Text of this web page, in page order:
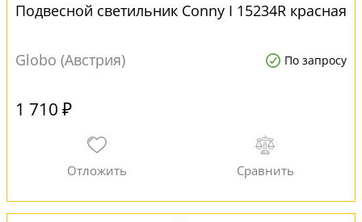
Подвесной светильник Conny I 15234R красная
Globo (Австрия) По запросу
1 710 ₽